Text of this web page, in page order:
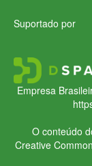
Suportado por
Empresa
O conteúdo
Creative